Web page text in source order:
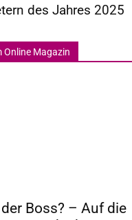
des Jahres 2025
Online Magazin
Boss? – Auf die